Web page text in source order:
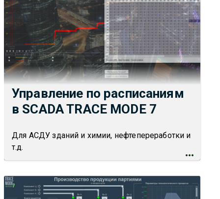
Управление по расписаниям
в SCADA TRACE MODE 7
Для АСДУ зданий и химии, нефтепереработки и
т.д.